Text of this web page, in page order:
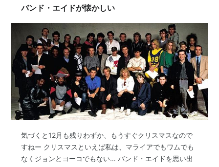
僕の言い分である。 一応ディスコグラフィを押さえてお
バンド・エイドが懐かしい
気づくと12月も残りわずか、もうすぐクリスマスなので
すねー クリスマスといえば私は、マライアでもワムでも
なくジョンとヨーコでもない… バンド・エイドを思い出